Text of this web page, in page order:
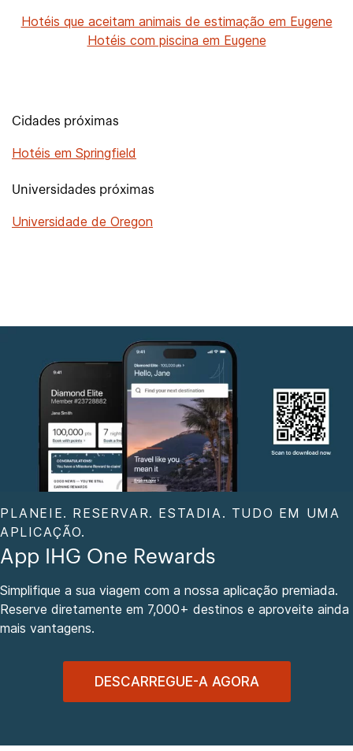
Hotéis que aceitam animais de estimação em Eugene
Hotéis com piscina em Eugene
Cidades próximas
Hotéis em Springfield
Universidades próximas
Universidade de Oregon
PLANEIE. RESERVAR. ESTADIA. TUDO EM UMA
APLICAÇÃO.
App IHG One Rewards
Simplifique a sua viagem com a nossa aplicação premiada.
Reserve diretamente em 7,000+ destinos e aproveite ainda
mais vantagens.
DESCARREGUE-A AGORA